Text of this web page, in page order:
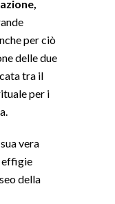
per ciò
delle due
tra il
per i
vera
effigie
della